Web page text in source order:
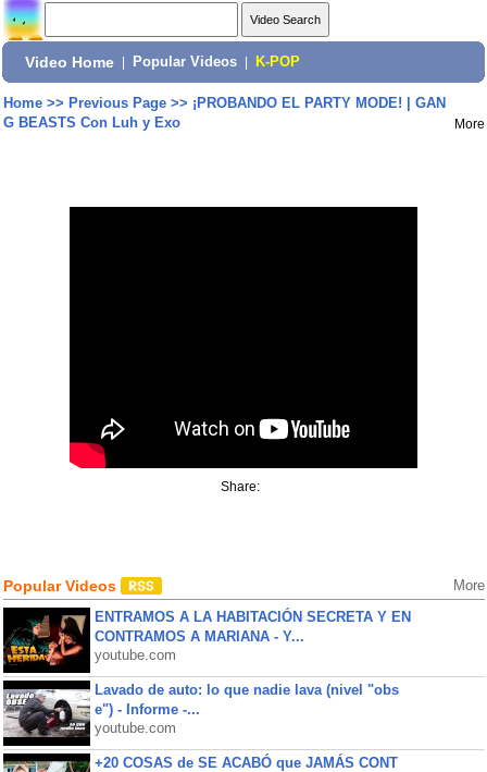
Video Home Popular Videos K-POP
Home>> Previous Page>> ¡PROBANDO EL PARTY MODE! | GAN
G BEASTS Con Luh y Exo
More
Share:
Popular Videos More
ENTRAMOS A LA HABITACIÓN SECRETA Y EN
CONTRAMOS A MARIANA - Y...
youtube.com
Lavado de auto: lo que nadie lava (nivel "obs
e") - Informe -...
youtube.com
+20 COSAS de SE ACABÓ que JAMÁS CONT